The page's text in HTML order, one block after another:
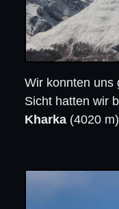
Wir konnten uns
Sicht hatten wir
Kharka (4020